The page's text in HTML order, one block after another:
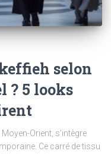
selon
? 5 looks
Orient, s’intègre
Ce carré de tissu